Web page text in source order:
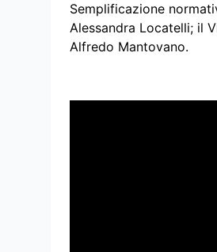
Semplificazione
Alessandra Locatelli; il
Alfredo Mantovano.